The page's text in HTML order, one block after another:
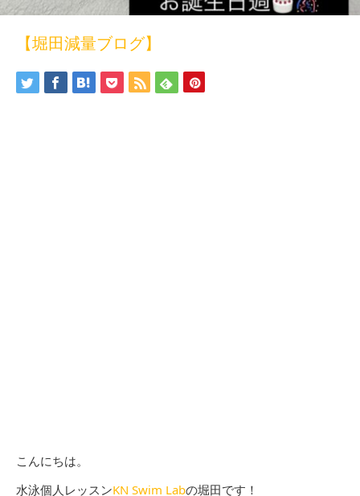
【堀田減量ブログ】
こんにちは。
水泳個人レッスンKN Swim Labの堀田です！